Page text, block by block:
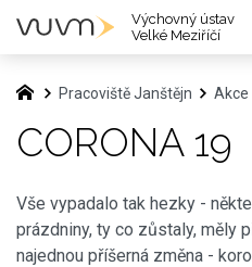
Pracoviště Janštějn Akce
CORONA 19
Vše vypadalo tak hezky -
prázdniny, ty co zůstaly, měly
najednou příšerná změna -
Výchovný ústav
Velké Meziříčí